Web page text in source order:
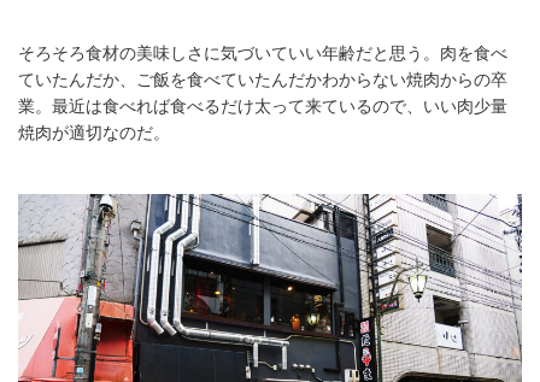
そろそろ食材の美味しさに気づいていい年齢だと思う。肉を食べ
ていたんだか、ご飯を食べていたんだかわからない焼肉からの卒
業。最近は食べれば食べるだけ太って来ているので、いい肉少量
焼肉が適切なのだ。